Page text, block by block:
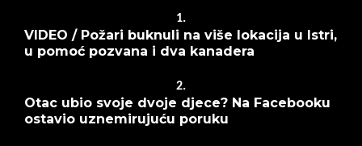
1.
VIDEO / Požari buknuli na više lokacija u Istri,
u pomoć pozvana i dva kanadera
2.
Otac ubio svoje dvoje djece? Na Facebooku
ostavio uznemirujuću poruku